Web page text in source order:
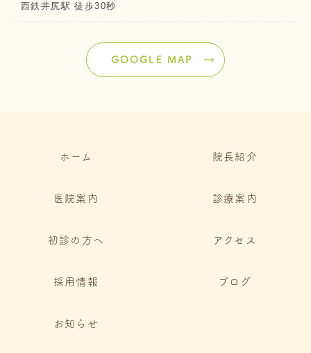
西鉄井尻駅 徒歩30秒
GOOGLE MAP
ホーム 院長紹介
医院案内 診療案内
初診の方へ アクセス
採用情報 ブログ
お知らせ